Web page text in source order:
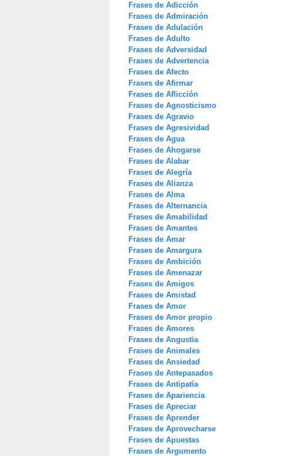
Frases de Adicción
Frases de Admiración
Frases de Adulación
Frases de Adulto
Frases de Adversidad
Frases de Advertencia
Frases de Afecto
Frases de Afirmar
Frases de Aflicción
Frases de Agnosticismo
Frases de Agravio
Frases de Agresividad
Frases de Agua
Frases de Ahogarse
Frases de Alabar
Frases de Alegría
Frases de Alianza
Frases de Alma
Frases de Alternancia
Frases de Amabilidad
Frases de Amantes
Frases de Amar
Frases de Amargura
Frases de Ambición
Frases de Amenazar
Frases de Amigos
Frases de Amistad
Frases de Amor
Frases de Amor propio
Frases de Amores
Frases de Angustia
Frases de Animales
Frases de Ansiedad
Frases de Antepasados
Frases de Antipatía
Frases de Apariencia
Frases de Apreciar
Frases de Aprender
Frases de Aprovecharse
Frases de Apuestas
Frases de Argumento